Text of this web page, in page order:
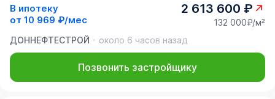
В ипотеку
от 10 969 ₽/мес
2 613 600 ₽
132 000₽/м²
ДОННЕФТЕСТРОЙ
около 6 часов назад
Позвонить застройщику